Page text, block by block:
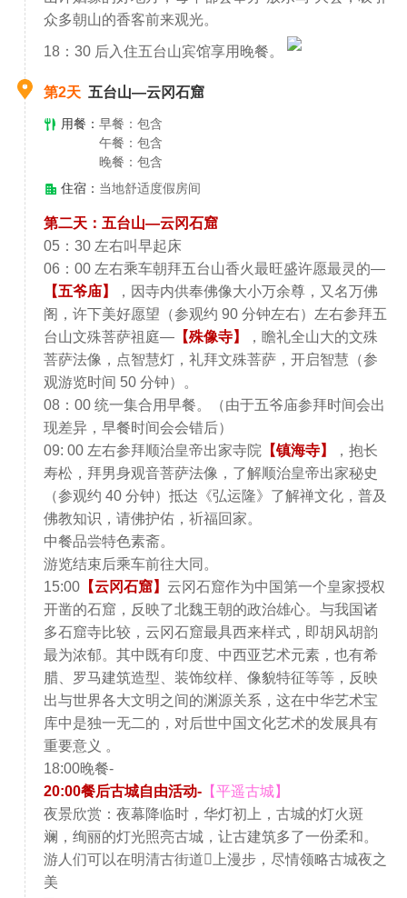
众多朝山的香客前来观光。
18：30 后入住五台山宾馆享用晚餐。
第2天 五台山—云冈石窟
用餐： 早餐：包含
午餐：包含
晚餐：包含
住宿： 当地舒适度假房间
第二天：五台山—云冈石窟
05：30 左右叫早起床
06：00 左右乘车朝拜五台山香火最旺盛许愿最灵的—
【五爷庙】
，因寺内供奉佛像大小万余尊，又名万佛
阁，许下美好愿望（参观约 90 分钟左右）左右参拜五
台山文殊菩萨祖庭—【殊像寺】
，瞻礼全山大的文殊
菩萨法像，点智慧灯，礼拜文殊菩萨，开启智慧（参
观游览时间 50 分钟）。
08：00 统一集合用早餐。（由于五爷庙参拜时间会出
现差异，早餐时间会会错后）
09: 00 左右参拜顺治皇帝出家寺院 【镇海寺】
，抱长
寿松，拜男身观音菩萨法像，了解顺治皇帝出家秘史
（参观约 40 分钟）抵达《弘运隆》了解禅文化，普及
佛教知识，请佛护佑，祈福回家。
中餐品尝特色素斋。
游览结束后乘车前往大同。
15:00【云冈石窟】 云冈石窟作为中国第一个皇家授权
开凿的石窟，反映了北魏王朝的政治雄心。与我国诸
多石窟寺比较，云冈石窟最具西来样式，即胡风胡韵
最为浓郁。其中既有印度、中西亚艺术元素，也有希
腊、罗马建筑造型、装饰纹样、像貌特征等等，反映
出与世界各大文明之间的渊源关系，这在中华艺术宝
库中是独一无二的，对后世中国文化艺术的发展具有
重要意义 。
18:00晚餐-
20:00餐后古城自由活动-【平遥古城】
夜景欣赏：夜幕降临时，华灯初上，古城的灯火斑
斓，绚丽的灯光照亮古城，让古建筑多了一份柔和。
游人们可以在明清古街道上漫步，尽情领略古城夜之
美